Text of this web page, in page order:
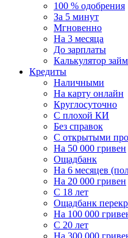
100 % одобрения
За 5 минут
Мгновенно
На 3 месяца
До зарплаты
Калькулятор
Кредиты
Наличными
На карту онлайн
Круглосуточно
С плохой КИ
Без справок
C открытыми
На 50 000 гривен
Ощадбанк
На 6 месяцев
На 20 000 гривен
С 18 лет
Ощадбанк
На 100 000
С 20 лет
На 300 000